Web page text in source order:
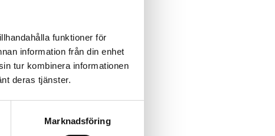
funktioner för
information från din enhet
tur kombinera informationen
deras tjänster.
Marknadsföring
- 2400 kr
(värde 1500 kr)